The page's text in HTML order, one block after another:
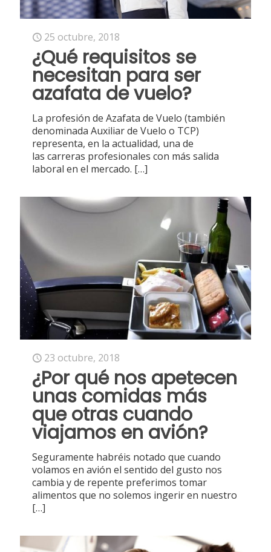
25 octubre, 2018
¿Qué requisitos se
necesitan para ser
azafata de vuelo?
La profesión de Azafata de Vuelo (también
denominada Auxiliar de Vuelo o TCP)
representa, en la actualidad, una de
las carreras profesionales con más salida
laboral en el mercado. […]
23 octubre, 2018
¿Por qué nos apetecen
unas comidas más
que otras cuando
viajamos en avión?
Seguramente habréis notado que cuando
volamos en avión el sentido del gusto nos
cambia y de repente preferimos tomar
alimentos que no solemos ingerir en nuestro
[…]